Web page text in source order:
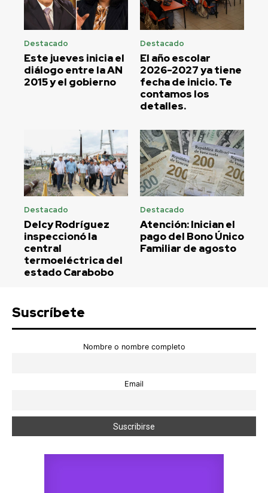
Destacado
Este jueves inicia el
diálogo entre la AN
2015 y el gobierno
Destacado
El año escolar
2026-2027 ya tiene
fecha de inicio. Te
contamos los
detalles.
Destacado
Delcy Rodríguez
inspeccionó la
central
termoeléctrica del
estado Carabobo
Destacado
Atención: Inician el
pago del Bono Único
Familiar de agosto
Suscríbete
Nombre o nombre completo
Email